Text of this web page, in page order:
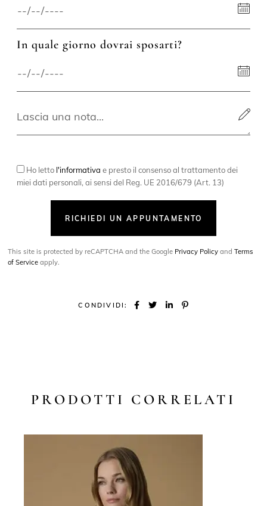
In quale giorno dovrai sposarti?
Ho letto l'informativa e presto il consenso al trattamento dei
miei dati personali, ai sensi del Reg. UE 2016/679 (Art. 13)
RICHIEDI UN APPUNTAMENTO
This site is protected by reCAPTCHA and the Google Privacy Policy andTerms
of Service apply.
CONDIVIDI:
PRODOTTI CORRELATI